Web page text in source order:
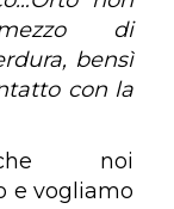
di
bensì
con la
noi
e vogliamo